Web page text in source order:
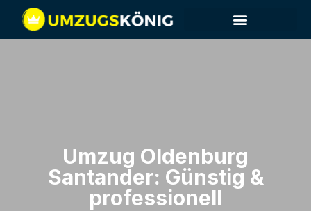
Umzug Oldenburg​
Santander: Günstig &
professionell​